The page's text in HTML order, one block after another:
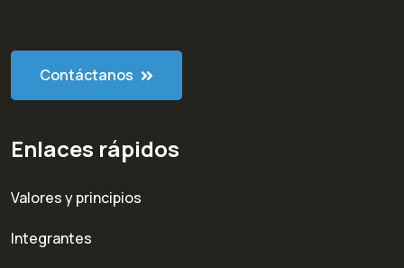
Contáctanos
Enlaces rápidos
Valores y principios
Integrantes